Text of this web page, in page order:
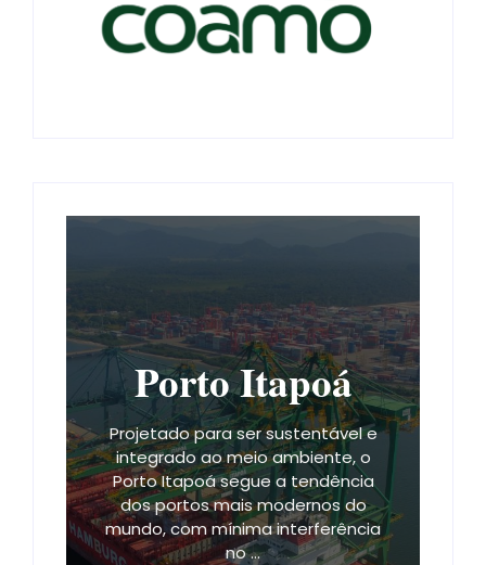
Porto Itapoá
Projetado para ser sustentável e
integrado ao meio ambiente, o
Porto Itapoá segue a tendência
dos portos mais modernos do
mundo, com mínima interferência
no ...